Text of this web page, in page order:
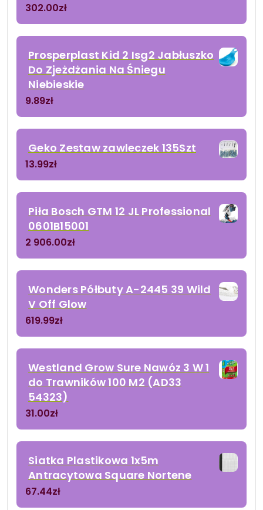
302.00zł
Prosperplast Kid 2 Isg2 Jabłuszko
Do Zjeżdżania Na Śniegu
Niebieskie
9.89zł
Geko Zestaw zawleczek 135Szt
13.99zł
Piła Bosch GTM 12 JL Professional
0601B15001
2 906.00zł
Wonders Półbuty A-2445 39 Wild
V Off Glow
619.99zł
Westland Grow Sure Nawóz 3 W 1
do Trawników 100 M2 (AD33
54323)
31.00zł
Siatka Plastikowa 1x5m
Antracytowa Square Nortene
67.44zł